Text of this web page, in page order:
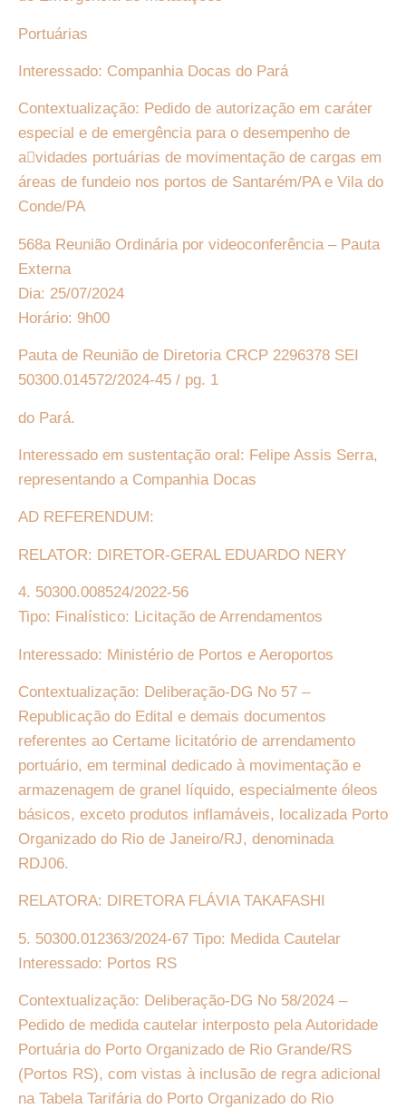
Portuárias
Interessado: Companhia Docas do Pará
Contextualização: Pedido de autorização em caráter
especial e de emergência para o desempenho de
a􏰀vidades portuárias de movimentação de cargas em
áreas de fundeio nos portos de Santarém/PA e Vila do
Conde/PA
568a Reunião Ordinária por videoconferência – Pauta
Externa
Dia: 25/07/2024
Horário: 9h00
Pauta de Reunião de Diretoria CRCP 2296378 SEI
50300.014572/2024-45 / pg. 1
do Pará.
Interessado em sustentação oral: Felipe Assis Serra,
representando a Companhia Docas
AD REFERENDUM:
RELATOR: DIRETOR-GERAL EDUARDO NERY
4. 50300.008524/2022-56
Tipo: Finalístico: Licitação de Arrendamentos
Interessado: Ministério de Portos e Aeroportos
Contextualização: Deliberação-DG No 57 –
Republicação do Edital e demais documentos
referentes ao Certame licitatório de arrendamento
portuário, em terminal dedicado à movimentação e
armazenagem de granel líquido, especialmente óleos
básicos, exceto produtos inflamáveis, localizada Porto
Organizado do Rio de Janeiro/RJ, denominada
RDJ06.
RELATORA: DIRETORA FLÁVIA TAKAFASHI
5. 50300.012363/2024-67 Tipo: Medida Cautelar
Interessado: Portos RS
Contextualização: Deliberação-DG No 58/2024 –
Pedido de medida cautelar interposto pela Autoridade
Portuária do Porto Organizado de Rio Grande/RS
(Portos RS), com vistas à inclusão de regra adicional
na Tabela Tarifária do Porto Organizado do Rio